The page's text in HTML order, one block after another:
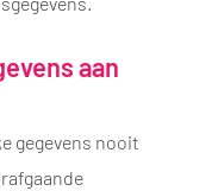
aan
gegevens nooit